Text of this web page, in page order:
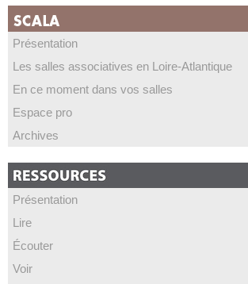
Présentation
Les salles associatives en Loire-Atlantique
En ce moment dans vos salles
Espace pro
Archives
Présentation
Lire
Écouter
Voir